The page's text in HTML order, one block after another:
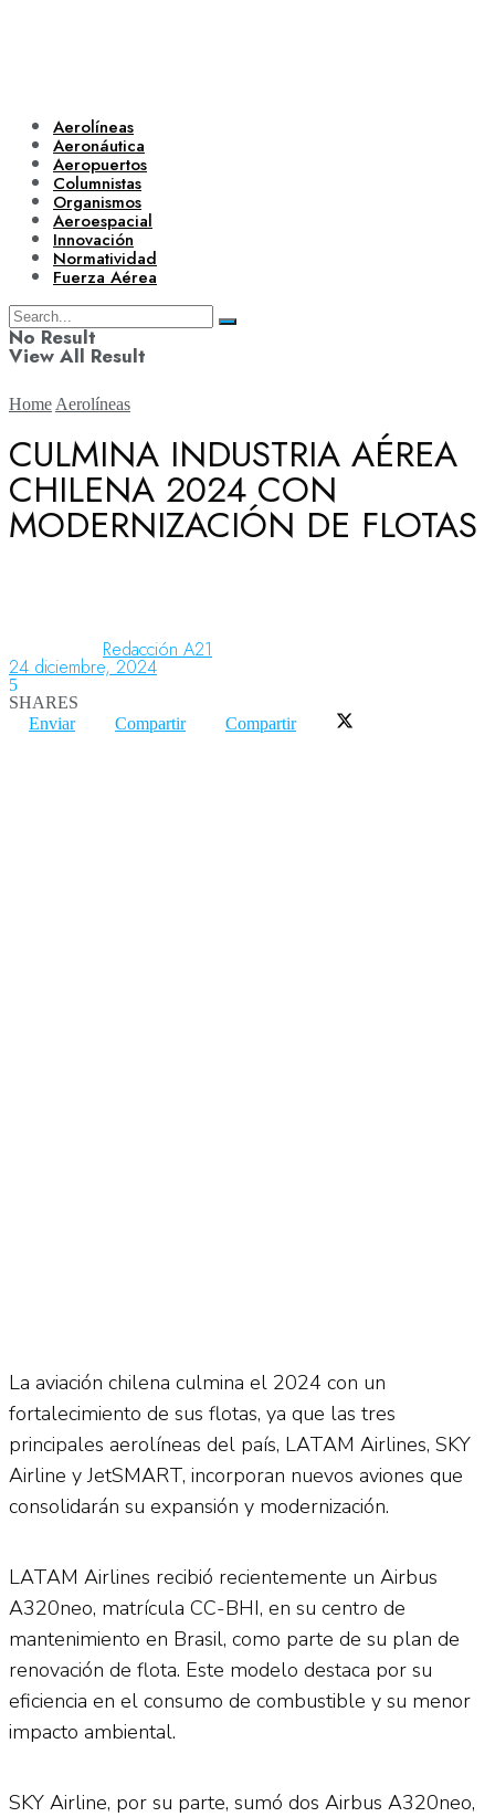
Aerolíneas
Aeronáutica
Aeropuertos
Columnistas
Organismos
Aeroespacial
Innovación
Normatividad
Fuerza Aérea
No Result
View All Result
Aerolíneas
Aeropuertos
Columnistas
Home Aerolíneas
CULMINA INDUSTRIA AÉREA
CHILENA 2024 CON
MODERNIZACIÓN DE FLOTAS
Redacción A21
24 diciembre, 2024
5
SHARES
Enviar
Compartir Compartir
La aviación chilena culmina el 2024 con un
fortalecimiento de sus flotas, ya que las tres
principales aerolíneas del país, LATAM Airlines, SKY
Airline y JetSMART, incorporan nuevos aviones que
consolidarán su expansión y modernización.
LATAM Airlines recibió recientemente un Airbus
A320neo, matrícula CC-BHI, en su centro de
mantenimiento en Brasil, como parte de su plan de
renovación de flota. Este modelo destaca por su
eficiencia en el consumo de combustible y su menor
impacto ambiental.
SKY Airline, por su parte, sumó dos Airbus A320neo,